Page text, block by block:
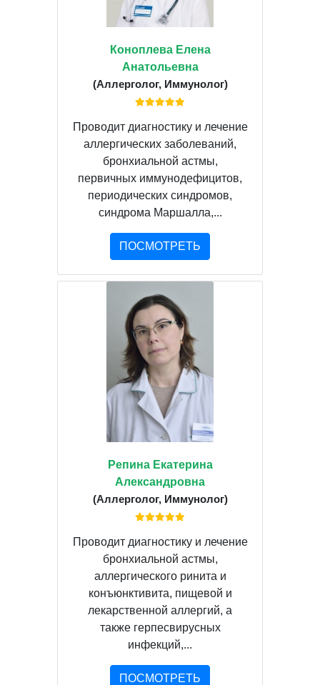
Коноплева Елена
Анатольевна
(Аллерголог, Иммунолог)
Проводит диагностику и лечение
аллергических заболеваний,
бронхиальной астмы,
первичных иммунодефицитов,
периодических синдромов,
синдрома Маршалла,...
ПОСМОТРЕТЬ
Репина Екатерина
Александровна
(Аллерголог, Иммунолог)
Проводит диагностику и лечение
бронхиальной астмы,
аллергического ринита и
конъюнктивита, пищевой и
лекарственной аллергий, а
также герпесвирусных
инфекций,...
ПОСМОТРЕТЬ